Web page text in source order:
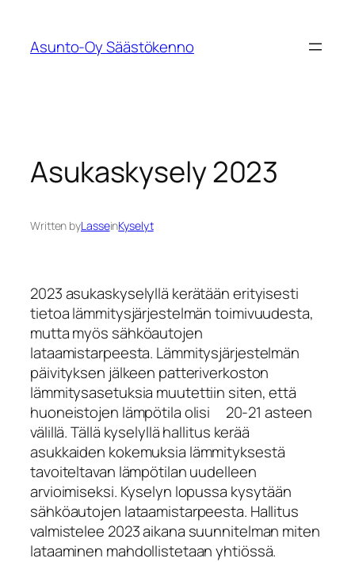
Asunto-Oy Säästökenno
Asukaskysely 2023
Written byLasseinKyselyt
2023 asukaskyselyllä kerätään erityisesti
tietoa lämmitysjärjestelmän toimivuudesta,
mutta myös sähköautojen
lataamistarpeesta. Lämmitysjärjestelmän
päivityksen jälkeen patteriverkoston
lämmitysasetuksia muutettiin siten, että
huoneistojen lämpötila olisi 20-21 asteen
välillä. Tällä kyselyllä hallitus kerää
asukkaiden kokemuksia lämmityksestä
tavoiteltavan lämpötilan uudelleen
arvioimiseksi. Kyselyn lopussa kysytään
sähköautojen lataamistarpeesta. Hallitus
valmistelee 2023 aikana suunnitelman miten
lataaminen mahdollistetaan yhtiössä.